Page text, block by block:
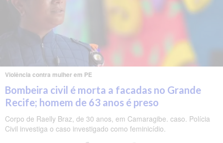
Violência contra mulher em PE
Bombeira civil é morta a facadas no Grande
Recife; homem de 63 anos é preso
Corpo de Raelly Braz, de 30 anos, em Camaragibe. caso. Polícia
Civil investiga o caso investigado como feminicídio.